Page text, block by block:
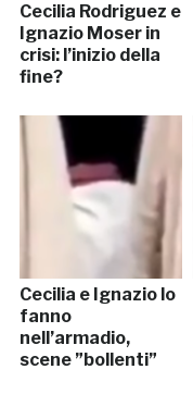
Cecilia Rodriguez e
Ignazio Moser in
crisi: l’inizio della
fine?
Cecilia e Ignazio lo
fanno
nell’armadio,
scene ”bollenti”